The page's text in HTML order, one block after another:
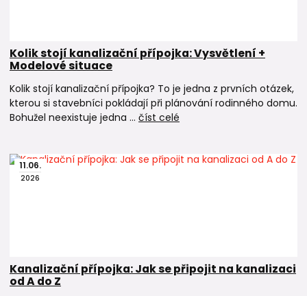
Kolik stojí kanalizační přípojka: Vysvětlení +
Modelové situace
Kolik stojí kanalizační přípojka? To je jedna z prvních otázek,
kterou si stavebníci pokládají při plánování rodinného domu.
Bohužel neexistuje jedna ... číst celé
11.06.
2026
Kanalizační přípojka: Jak se připojit na kanalizaci
od A do Z